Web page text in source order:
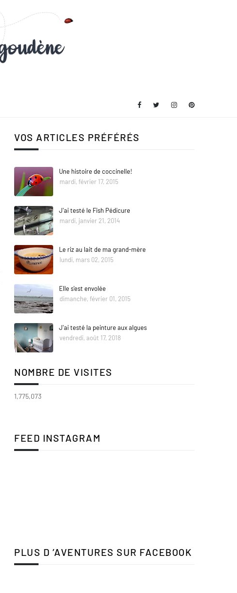
VOS ARTICLES PRÉFÉRÉS
Une histoire de coccinelle!
mardi, février 17, 2015
J'ai testé le Fish Pédicure
mardi, janvier 21, 2014
Le riz au lait de ma grand-mère
lundi, mars 02, 2015
Elle s'est envolée
dimanche, février 01, 2015
J'ai testé la peinture aux algues
vendredi, août 17, 2018
NOMBRE DE VISITES
1,775,073
FEED INSTAGRAM
PLUS D ’AVENTURES SUR FACEBOOK